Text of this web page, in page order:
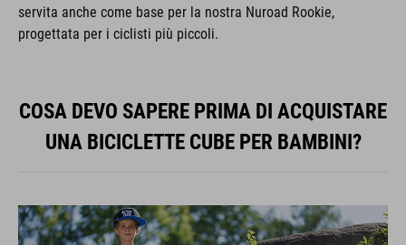
servita anche come base per la nostra Nuroad Rookie,
progettata per i ciclisti più piccoli.
COSA DEVO SAPERE PRIMA DI ACQUISTARE
UNA BICICLETTE CUBE PER BAMBINI?